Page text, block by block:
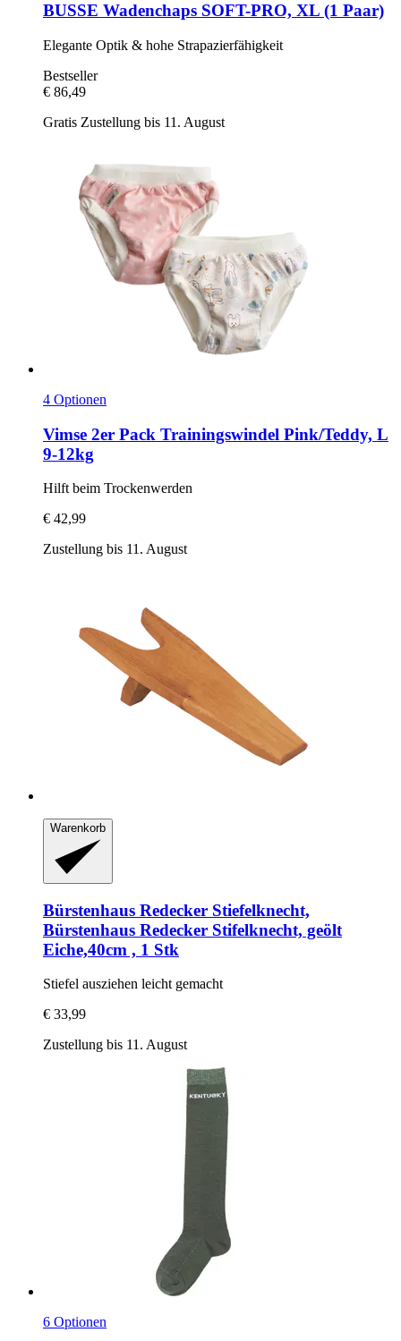
BUSSE Wadenchaps SOFT-​PRO, XL (1 Paar)
Elegante Optik & hohe Strapazierfähigkeit
Bestseller
€ 86,49
Gratis Zustellung bis 11. August
4 Optionen
Vimse 2er Pack Trainingswindel Pink/Teddy, L
9-​12kg
Hilft beim Trockenwerden
€ 42,99
Zustellung bis 11. August
Warenkorb
Bürstenhaus Redecker Stiefelknecht,
Bürstenhaus Redecker Stifelknecht, geölt
Eiche,40cm , 1 Stk
Stiefel ausziehen leicht gemacht
€ 33,99
Zustellung bis 11. August
6 Optionen